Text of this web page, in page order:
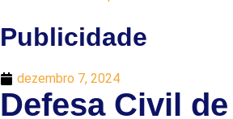
Publicidade
dezembro 7, 2024
Defesa Civil